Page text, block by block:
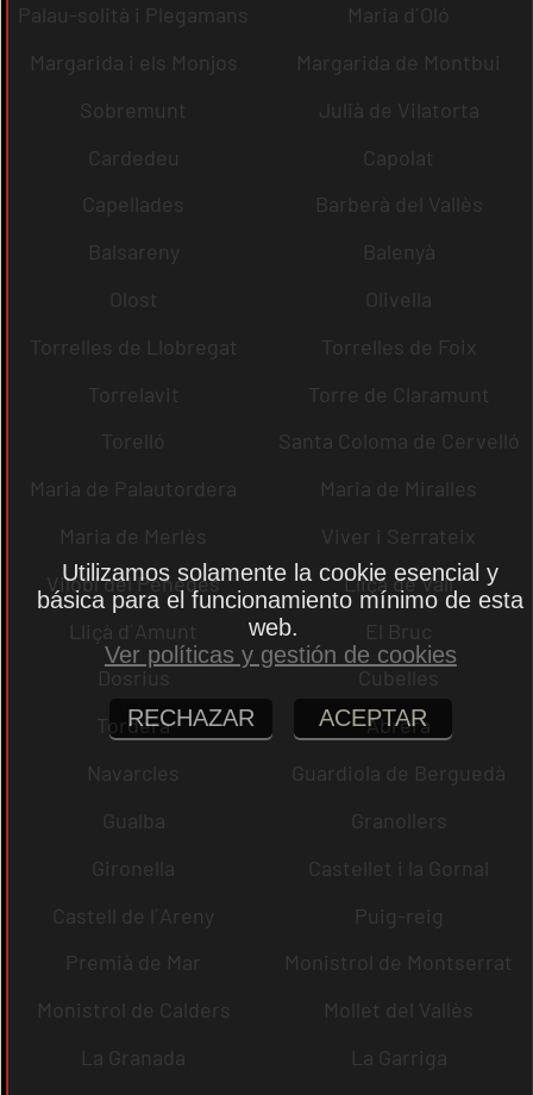
Palau-solità i Plegamans
Maria d´Oló
Margarida i els Monjos
Margarida de Montbui
Sobremunt
Julià de Vilatorta
Cardedeu
Capolat
Capellades
Barberà del Vallès
Balsareny
Balenyà
Olost
Olivella
Torrelles de Llobregat
Torrelles de Foix
Torrelavit
Torre de Claramunt
Torelló
Santa Coloma de Cervelló
Maria de Palautordera
Maria de Miralles
Maria de Merlès
Viver i Serrateix
Vilobí del Penedès
Lliçà de Vall
Lliçà d´Amunt
El Bruc
Dosrius
Cubelles
Tordera
Abrera
Navarcles
Guardiola de Berguedà
Gualba
Granollers
Gironella
Castellet i la Gornal
Castell de l´Areny
Puig-reig
Premià de Mar
Monistrol de Montserrat
Monistrol de Calders
Mollet del Vallès
La Granada
La Garriga
Utilizamos solamente la cookie esencial y
básica para el funcionamiento mínimo de esta
web.
Ver políticas y gestión de cookies
RECHAZAR ACEPTAR